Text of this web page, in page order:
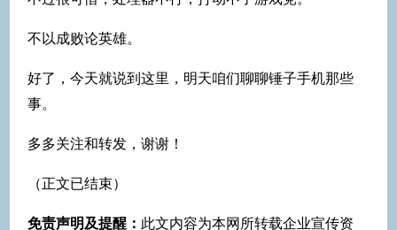
不以成败论英雄。
好了，今天就说到这里，明天咱们聊聊锤子手机那些
事。
多多关注和转发，谢谢！
（正文已结束）
免责声明及提醒： 此文内容为本网所转载企业宣传资